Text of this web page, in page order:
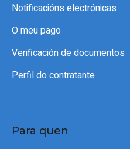
Notificacións electrónicas
O meu pago
Verificación de documentos
Perfil do contratante
Para quen